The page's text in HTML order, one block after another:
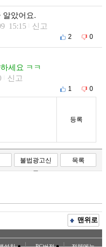
알았어요.
15:15 신고
2 0
세요 ㅋㅋ
신고
1 0
등록
불법광고신
고
목록
맨위로